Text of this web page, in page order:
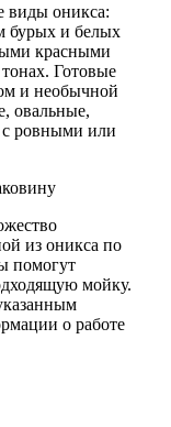
виды оникса:
бурых и белых
красными
Готовые
и необычной
овальные,
с ровными или
из оникса по
помогут
мойку.
о работе